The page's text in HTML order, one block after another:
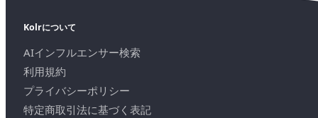
Kolrについて
AIインフルエンサー検索
利用規約
プライバシーポリシー
特定商取引法に基づく表記